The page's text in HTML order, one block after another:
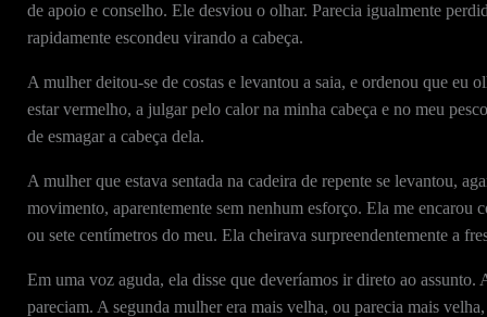
de apoio e conselho. Ele desviou o olhar. Parecia igualmente
rapidamente escondeu virando a cabeça.
A mulher deitou-se de costas e levantou a saia, e ordenou que eu
estar vermelho, a julgar pelo calor na minha cabeça e no meu
de esmagar a cabeça dela.
A mulher que estava sentada na cadeira de repente se levantou,
movimento, aparentemente sem nenhum esforço. Ela me
ou sete centímetros do meu. Ela cheirava surpreendentemente a
Em uma voz aguda, ela disse que deveríamos ir direto ao
pareciam. A segunda mulher era mais velha, ou parecia mais